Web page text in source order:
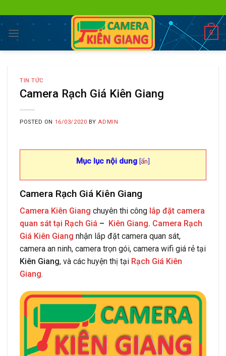
to
content
0
TIN TỨC
Camera Rạch Giá Kiên Giang
POSTED ON 16/03/2020 BY ADMIN
Mục lục nội dung [ẩn]
Camera Rạch Giá Kiên Giang
Camera Kiên Giang chuyên thi công lắp đặt camera
quan sát tại Rạch Giá – Kiên Giang. Camera Rạch
Giá Kiên Giang nhận lắp đặt camera quan sát,
camera an ninh, camera trọn gói, camera wifi giá rẻ tại
Kiên Giang, và các huyện thị tại Rạch Giá Kiên
Giang.